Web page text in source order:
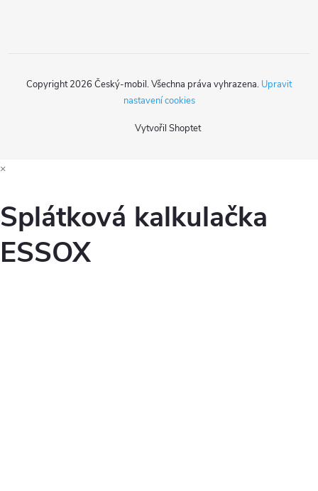
Vytvořil Shoptet
Copyright 2026 Český-mobil. Všechna práva vyhrazena. Upravit
nastavení cookies
×
Splátková kalkulačka
ESSOX